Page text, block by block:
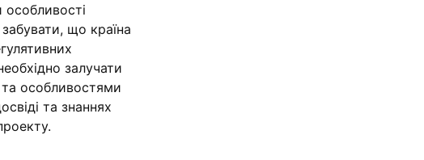
що країна
залучати
особливостями
та знаннях